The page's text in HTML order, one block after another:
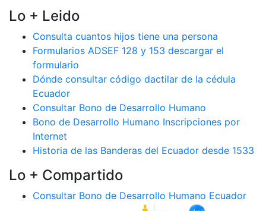
Lo + Leido
Consulta cuantos hijos tiene una persona
Formularios ADSEF 128 y 153 descargar el
formulario
Dónde consultar código dactilar de la cédula
Ecuador
Consultar Bono de Desarrollo Humano
Bono de Desarrollo Humano Inscripciones por
Internet
Historia de las Banderas del Ecuador desde 1533
Lo + Compartido
Consultar Bono de Desarrollo Humano Ecuador